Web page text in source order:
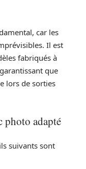
car les
Il est
fabriqués à
que
lors de sorties
photo adapté
suivants sont